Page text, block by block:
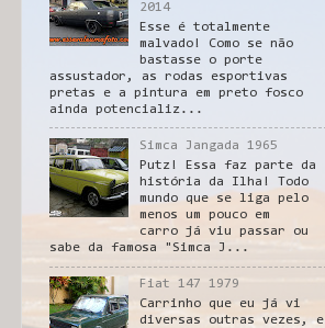
2014
Esse é totalmente
malvado! Como se não
bastasse o porte
assustador, as rodas esportivas
pretas e a pintura em preto fosco
ainda potencializ...
Simca Jangada 1965
Putz! Essa faz parte da
história da Ilha! Todo
mundo que se liga pelo
menos um pouco em
carro já viu passar ou
sabe da famosa "Simca J...
Fiat 147 1979
Carrinho que eu já vi
diversas outras vezes, e